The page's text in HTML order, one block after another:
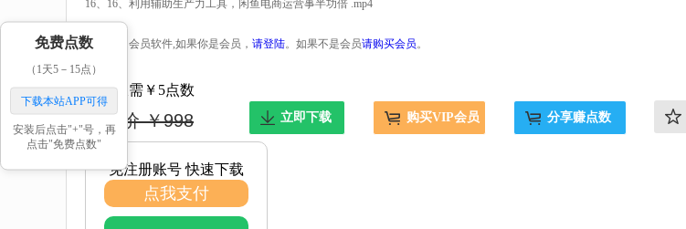
16、16、利用辅助生产力工具，闲鱼电商运营事半功倍 .mp4
本软件是会员软件,如果你是会员， 请登陆。如果不是会员请购买会员。
现在仅需￥5点数
市场价 ￥998 立即下载 购买VIP会员 分享赚点数
免注册账号 快速下载
点我支付
免费点数
（1天5－15点）
下载本站APP可得
安装后点击"+"号，再
点击"免费点数"